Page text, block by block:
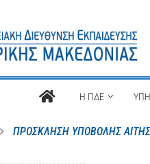
ΑρχικήΗ ΠΔΕ
Απόσπαση μόνιμων